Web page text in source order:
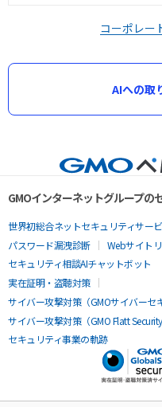
コーポレー
AIへの取
GMOインターネットグループの
世界初総合ネットセキュリティサー
パスワード漏洩診断
Webサイト
セキュリティ相談AIチャットボット
実在証明・盗聴対策
サイバー攻撃対策（GMOサイバーセ
サイバー攻撃対策（GMO Flatt Security
セキュリティ事業の軌跡